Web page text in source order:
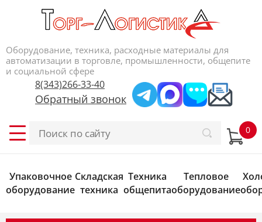
Оборудование, техника, расходные материалы для
автоматизации в торговле, промышленности, общепите
и социальной сфере
8(343)266-33-40
Обратный звонок
Упаковочное
оборудование
Складская
техника
Техника
общепита
Тепловое
оборудование